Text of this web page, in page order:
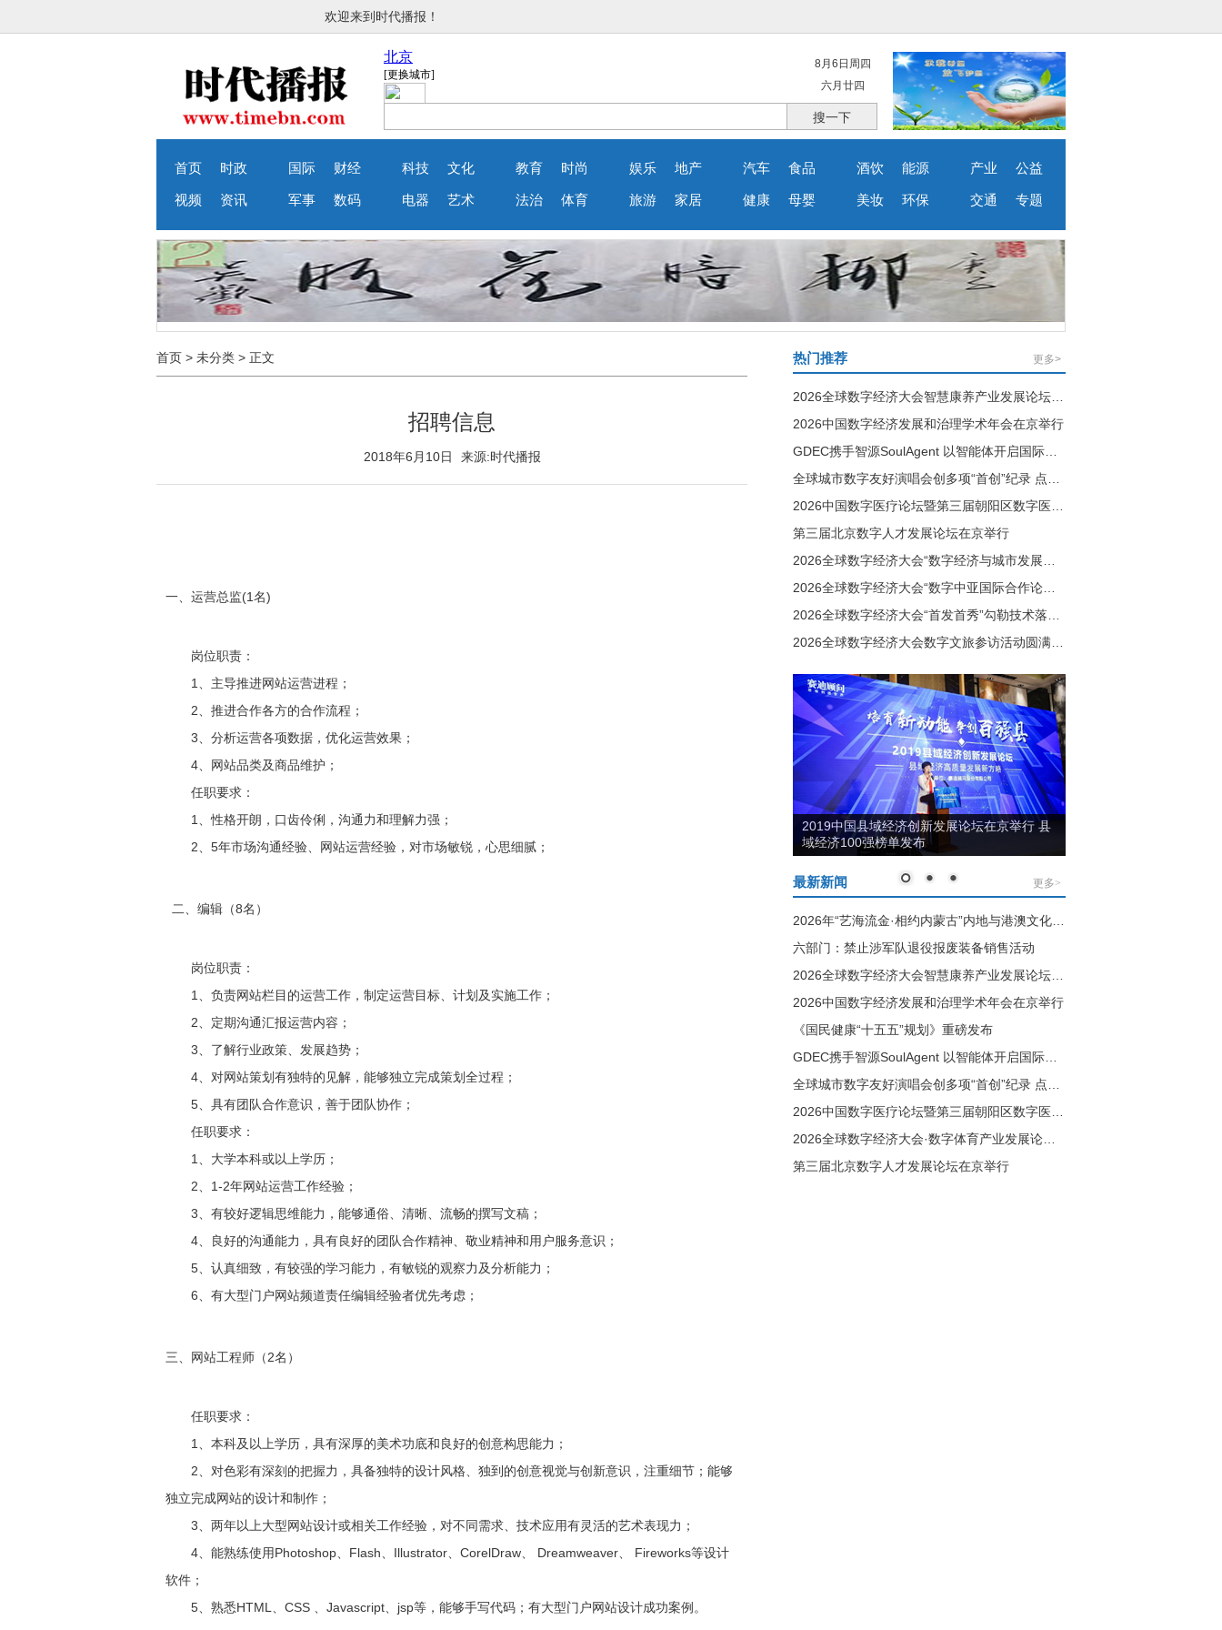
欢迎来到时代播报！
8月6日周四
六月廿四
搜一下
首页 时政
视频 资讯
国际 财经
军事 数码
科技 文化
电器 艺术
教育 时尚
法治 体育
娱乐 地产
旅游 家居
汽车 食品
健康 母婴
酒饮 能源
美妆 环保
产业 公益
交通 专题
首页 > 未分类 > 正文
招聘信息
2018年6月10日 来源:时代播报
一、运营总监(1名)
岗位职责：
1、主导推进网站运营进程；
2、推进合作各方的合作流程；
3、分析运营各项数据，优化运营效果；
4、网站品类及商品维护；
任职要求：
1、性格开朗，口齿伶俐，沟通力和理解力强；
2、5年市场沟通经验、网站运营经验，对市场敏锐，心思细腻；
二、编辑（8名）
岗位职责：
1、负责网站栏目的运营工作，制定运营目标、计划及实施工作；
2、定期沟通汇报运营内容；
3、了解行业政策、发展趋势；
4、对网站策划有独特的见解，能够独立完成策划全过程；
5、具有团队合作意识，善于团队协作；
任职要求：
1、大学本科或以上学历；
2、1-2年网站运营工作经验；
3、有较好逻辑思维能力，能够通俗、清晰、流畅的撰写文稿；
4、良好的沟通能力，具有良好的团队合作精神、敬业精神和用户服务意识；
5、认真细致，有较强的学习能力，有敏锐的观察力及分析能力；
6、有大型门户网站频道责任编辑经验者优先考虑；
三、网站工程师（2名）
任职要求：
1、本科及以上学历，具有深厚的美术功底和良好的创意构思能力；
2、对色彩有深刻的把握力，具备独特的设计风格、独到的创意视觉与创新意识，注重细节；能够
独立完成网站的设计和制作；
3、两年以上大型网站设计或相关工作经验，对不同需求、技术应用有灵活的艺术表现力；
4、能熟练使用Photoshop、Flash、Illustrator、CorelDraw、 Dreamweaver、 Fireworks等设计
软件；
5、熟悉HTML、CSS 、Javascript、jsp等，能够手写代码；有大型门户网站设计成功案例。
热门推荐 更多>
2026中国数字经济发展和治理学术年会在京举行
第三届北京数字人才发展论坛在京举行
荣耀布局“全屏绽放” 超能旗舰荣耀9X系列带
领行业加速进化
最新新闻 更多>
六部门：禁止涉军队退役报废装备销售活动
2026中国数字经济发展和治理学术年会在京举行
《国民健康“十五五”规划》重磅发布
第三届北京数字人才发展论坛在京举行